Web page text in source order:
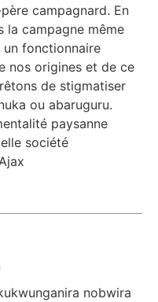
campagnard. En
la campagne même
un fonctionnaire
nos origines et de ce
de stigmatiser
ou abaruguru.
paysanne
société
nobwira